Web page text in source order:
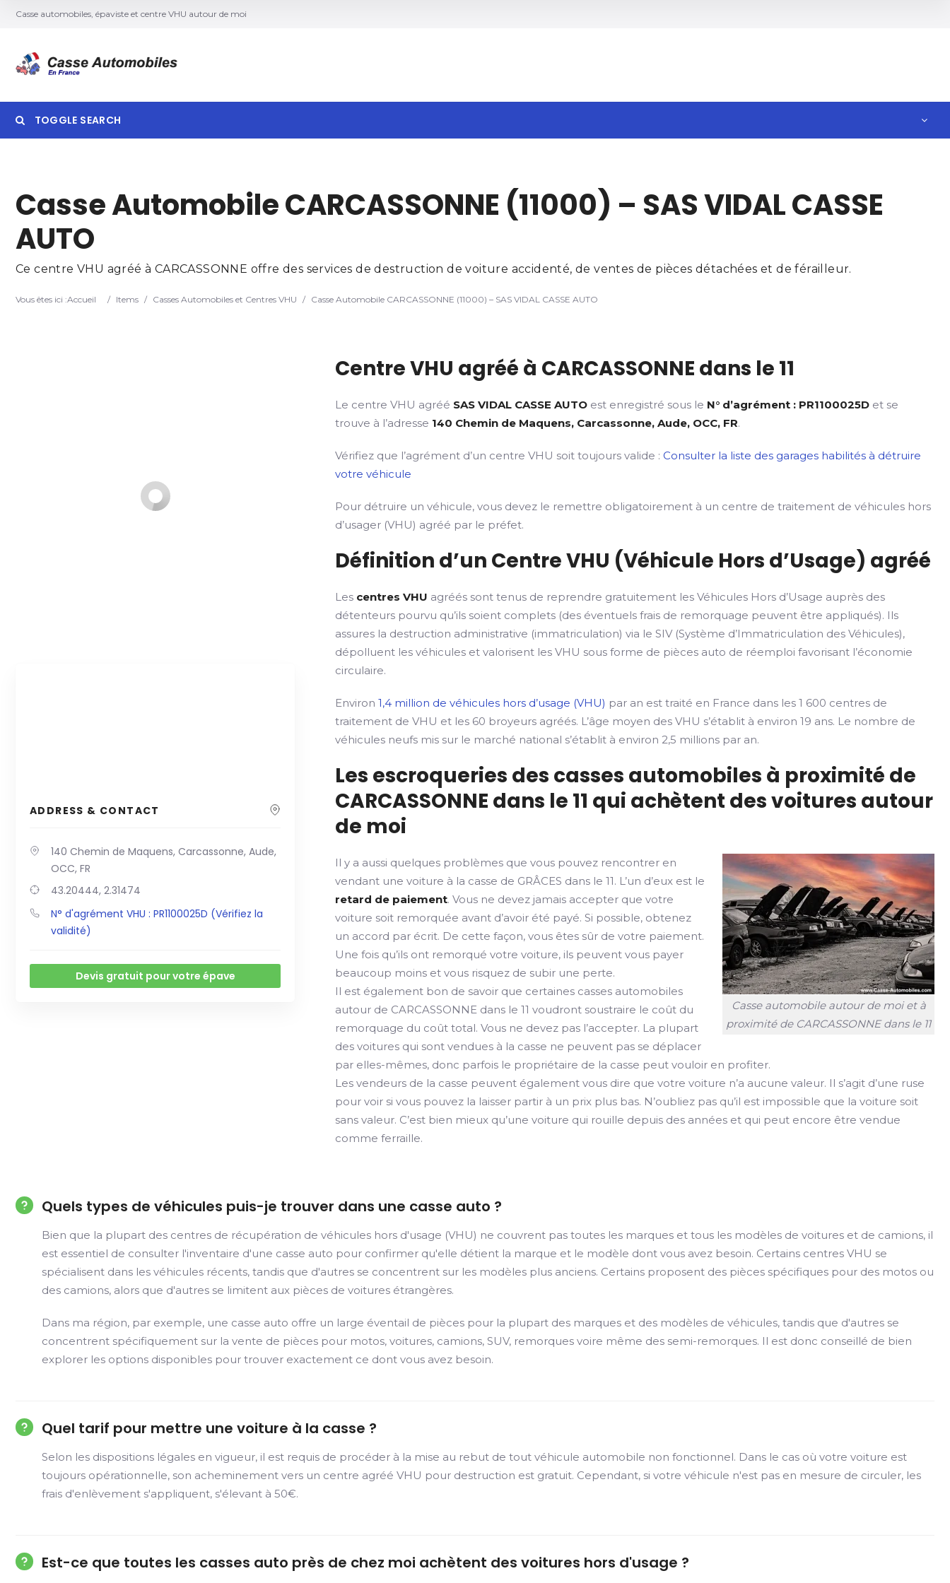
Casse automobiles, épaviste et centre VHU autour de moi
TOGGLE SEARCH
Search
Casse Automobile CARCASSONNE (11000) – SAS VIDAL CASSE
AUTO
Ce centre VHU agréé à CARCASSONNE offre des services de destruction de voiture accidenté, de ventes de pièces détachées et de férailleur.
Vous êtes ici :Accueil / Items / Casses Automobiles et Centres VHU / Casse Automobile CARCASSONNE (11000) – SAS VIDAL CASSE AUTO
ADDRESS & CONTACT
140 Chemin de Maquens, Carcassonne, Aude,
OCC, FR
43.20444, 2.31474
N° d'agrément VHU : PR1100025D (Vérifiez la
validité)
Devis gratuit pour votre épave
Centre VHU agréé à CARCASSONNE dans le 11
Le centre VHU agréé SAS VIDAL CASSE AUTO est enregistré sous le N° d’agrément : PR1100025D et se
trouve à l’adresse 140 Chemin de Maquens, Carcassonne, Aude, OCC, FR.
Vérifiez que l’agrément d’un centre VHU soit toujours valide : Consulter la liste des garages habilités à détruire
votre véhicule
Pour détruire un véhicule, vous devez le remettre obligatoirement à un centre de traitement de véhicules hors
d’usager (VHU) agréé par le préfet.
Définition d’un Centre VHU (Véhicule Hors d’Usage) agréé
Les centres VHU agréés sont tenus de reprendre gratuitement les Véhicules Hors d’Usage auprès des
détenteurs pourvu qu’ils soient complets (des éventuels frais de remorquage peuvent être appliqués). Ils
assures la destruction administrative (immatriculation) via le SIV (Système d’Immatriculation des Véhicules),
dépolluent les véhicules et valorisent les VHU sous forme de pièces auto de réemploi favorisant l’économie
circulaire.
Environ1,4 million de véhicules hors d’usage (VHU) par an est traité en France dans les 1 600 centres de
traitement de VHU et les 60 broyeurs agréés. L’âge moyen des VHU s’établit à environ 19 ans. Le nombre de
véhicules neufs mis sur le marché national s’établit à environ 2,5 millions par an.
Les escroqueries des casses automobiles à proximité de
CARCASSONNE dans le 11 qui achètent des voitures autour
de moi
Casse automobile autour de moi et à
proximité de CARCASSONNE dans le 11
Il y a aussi quelques problèmes que vous pouvez rencontrer en
vendant une voiture à la casse de GRÂCES dans le 11. L’un d’eux est le
retard de paiement. Vous ne devez jamais accepter que votre
voiture soit remorquée avant d’avoir été payé. Si possible, obtenez
un accord par écrit. De cette façon, vous êtes sûr de votre paiement.
Une fois qu’ils ont remorqué votre voiture, ils peuvent vous payer
beaucoup moins et vous risquez de subir une perte.
Il est également bon de savoir que certaines casses automobiles
autour de CARCASSONNE dans le 11 voudront soustraire le coût du
remorquage du coût total. Vous ne devez pas l’accepter. La plupart
des voitures qui sont vendues à la casse ne peuvent pas se déplacer
par elles-mêmes, donc parfois le propriétaire de la casse peut vouloir en profiter.
Les vendeurs de la casse peuvent également vous dire que votre voiture n’a aucune valeur. Il s’agit d’une ruse
pour voir si vous pouvez la laisser partir à un prix plus bas. N’oubliez pas qu’il est impossible que la voiture soit
sans valeur. C’est bien mieux qu’une voiture qui rouille depuis des années et qui peut encore être vendue
comme ferraille.
Quels types de véhicules puis-je trouver dans une casse auto ?
Bien que la plupart des centres de récupération de véhicules hors d'usage (VHU) ne couvrent pas toutes les marques et tous les modèles de voitures et de camions, il
est essentiel de consulter l'inventaire d'une casse auto pour confirmer qu'elle détient la marque et le modèle dont vous avez besoin. Certains centres VHU se
spécialisent dans les véhicules récents, tandis que d'autres se concentrent sur les modèles plus anciens. Certains proposent des pièces spécifiques pour des motos ou
des camions, alors que d'autres se limitent aux pièces de voitures étrangères.
Dans ma région, par exemple, une casse auto offre un large éventail de pièces pour la plupart des marques et des modèles de véhicules, tandis que d'autres se
concentrent spécifiquement sur la vente de pièces pour motos, voitures, camions, SUV, remorques voire même des semi-remorques. Il est donc conseillé de bien
explorer les options disponibles pour trouver exactement ce dont vous avez besoin.
Quel tarif pour mettre une voiture à la casse ?
Selon les dispositions légales en vigueur, il est requis de procéder à la mise au rebut de tout véhicule automobile non fonctionnel. Dans le cas où votre voiture est
toujours opérationnelle, son acheminement vers un centre agréé VHU pour destruction est gratuit. Cependant, si votre véhicule n'est pas en mesure de circuler, les
frais d'enlèvement s'appliquent, s'élevant à 50€.
Est-ce que toutes les casses auto près de chez moi achètent des voitures hors d'usage ?